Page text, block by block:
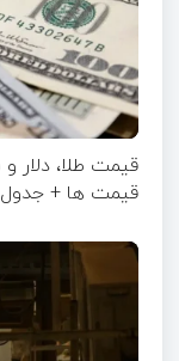
قیمت ها + جدول